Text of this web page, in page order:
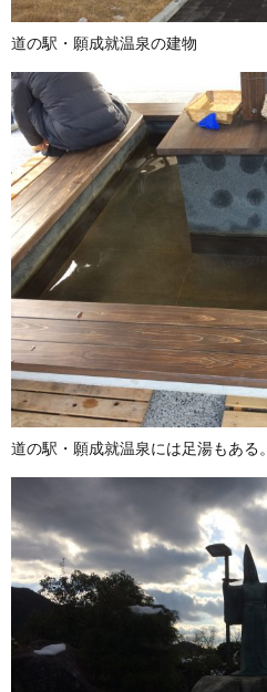
道の駅・願成就温泉の建物
道の駅・願成就温泉には足湯もある。